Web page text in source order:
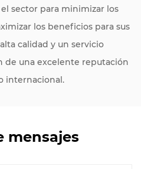
sector para minimizar los
los beneficios para sus
calidad y un servicio
de una excelente reputación
internacional.
mensajes